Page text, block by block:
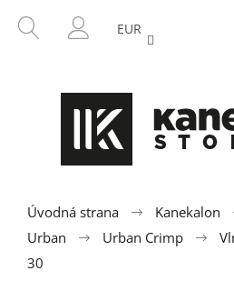
HĽADAŤ
PRIHLÁSENIE
EUR
Úvodná strana Kanekalon
Urban
Urban Crimp
30
SPÄŤ
SPÄŤ
e
b